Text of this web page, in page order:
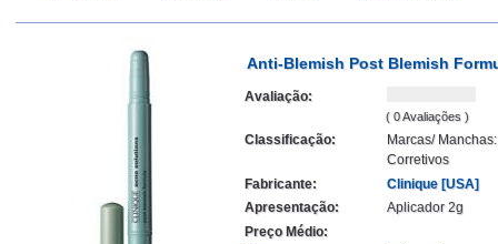
Anti-Blemish Post Blemish
Avaliação:
( 0 Avaliações )
Classificação:
Marcas/ Manchas:
Corretivos
Fabricante:
Clinique [USA]
Apresentação:
Aplicador 2g
Preço Médio: